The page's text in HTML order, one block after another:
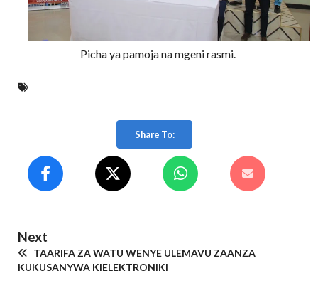
Picha ya pamoja na mgeni rasmi.
Share To:
Next
TAARIFA ZA WATU WENYE ULEMAVU ZAANZA
KUKUSANYWA KIELEKTRONIKI